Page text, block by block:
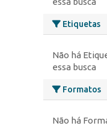
Etiquetas
Não há
essa busca
Formatos
Não há